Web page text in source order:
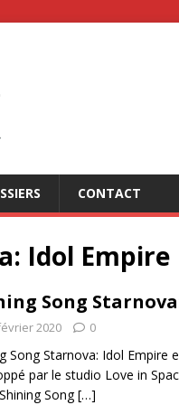
CONTACT
Idol Empire
Song
2020 0
Song Starnova: Idol Empire
par le studio Love in
Song[…]